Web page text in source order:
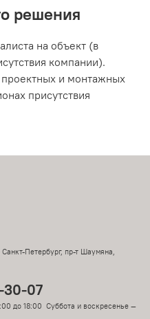
решения
на объект (в
компании).
и монтажных
присутствия
Петербург, пр-т Шаумяна,
30-07
до 18:00 Суббота и воскресенье —